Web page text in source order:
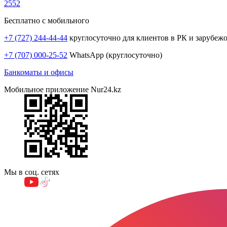
2552
Бесплатно с мобильного
+7 (727) 244-44-44 круглосуточно для клиентов в РК и
+7 (707) 000-25-52 WhatsApp (круглосуточно)
Банкоматы и офисы
Мобильное приложение Nur24.kz
Мы в соц. сетях